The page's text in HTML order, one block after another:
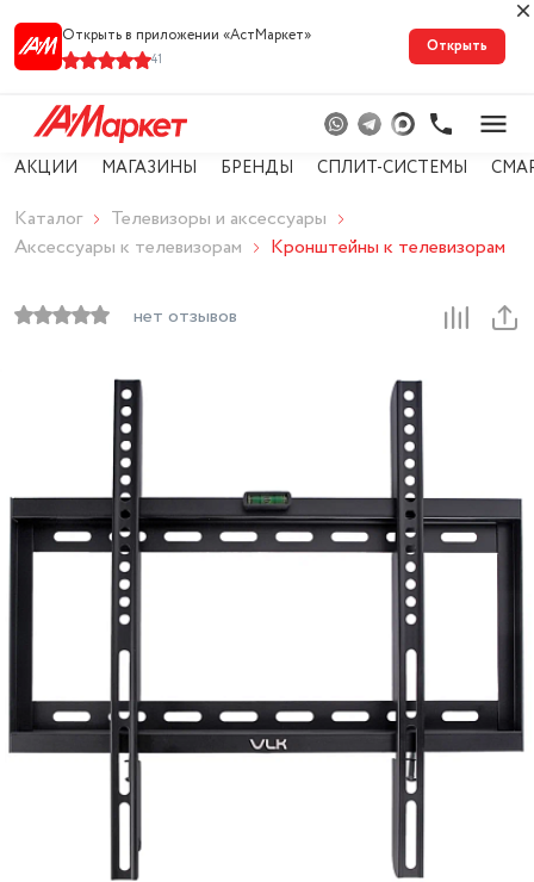
Открыть в приложении «АстМарке‪т‬»
41
Открыть
АКЦИИ МАГАЗИНЫ БРЕНДЫ СПЛИТ-СИСТЕМЫ
Каталог
Телевизоры и аксессуары
Аксессуары к телевизорам
Кронштейны к телевизорам
нет отзывов